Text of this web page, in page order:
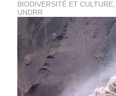
BIODIVERSITÉ ET CULTURE,
UNDRR